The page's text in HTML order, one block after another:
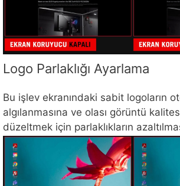
Logo Parlaklığı Ayarlama
Bu işlev ekranındaki sabit logoların
algılanmasına ve olası görüntü
düzeltmek için parlaklıkların